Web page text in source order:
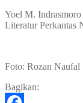
Yoel M. Indrasmoro
Literatur Perkantas
Foto: Rozan Naufal
Bagikan: